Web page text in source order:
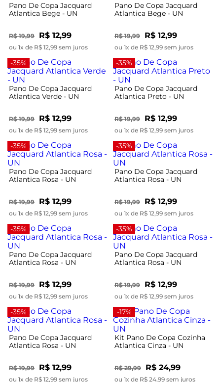
Pano De Copa Jacquard
Atlantica Bege - UN
R$ 19,99 R$ 12,99
ou 1x de R$ 12,99 sem juros
Pano De Copa Jacquard
Atlantica Bege - UN
R$ 19,99 R$ 12,99
ou 1x de R$ 12,99 sem juros
-35%
Pano De Copa Jacquard
Atlantica Verde - UN
R$ 19,99 R$ 12,99
ou 1x de R$ 12,99 sem juros
-35%
Pano De Copa Jacquard
Atlantica Preto - UN
R$ 19,99 R$ 12,99
ou 1x de R$ 12,99 sem juros
-35%
Pano De Copa Jacquard
Atlantica Rosa - UN
R$ 19,99 R$ 12,99
ou 1x de R$ 12,99 sem juros
-35%
Pano De Copa Jacquard
Atlantica Rosa - UN
R$ 19,99 R$ 12,99
ou 1x de R$ 12,99 sem juros
-35%
Pano De Copa Jacquard
Atlantica Rosa - UN
R$ 19,99 R$ 12,99
ou 1x de R$ 12,99 sem juros
-35%
Pano De Copa Jacquard
Atlantica Rosa - UN
R$ 19,99 R$ 12,99
ou 1x de R$ 12,99 sem juros
-35%
Pano De Copa Jacquard
Atlantica Rosa - UN
R$ 19,99 R$ 12,99
ou 1x de R$ 12,99 sem juros
-17%
Kit Pano De Copa Cozinha
Atlantica Cinza - UN
R$ 29,99 R$ 24,99
ou 1x de R$ 24,99 sem juros